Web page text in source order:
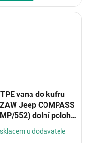
TPE vana do kufru
Jeep COMPASS
552) dolní poloha
2017-
skladem u dodavatele